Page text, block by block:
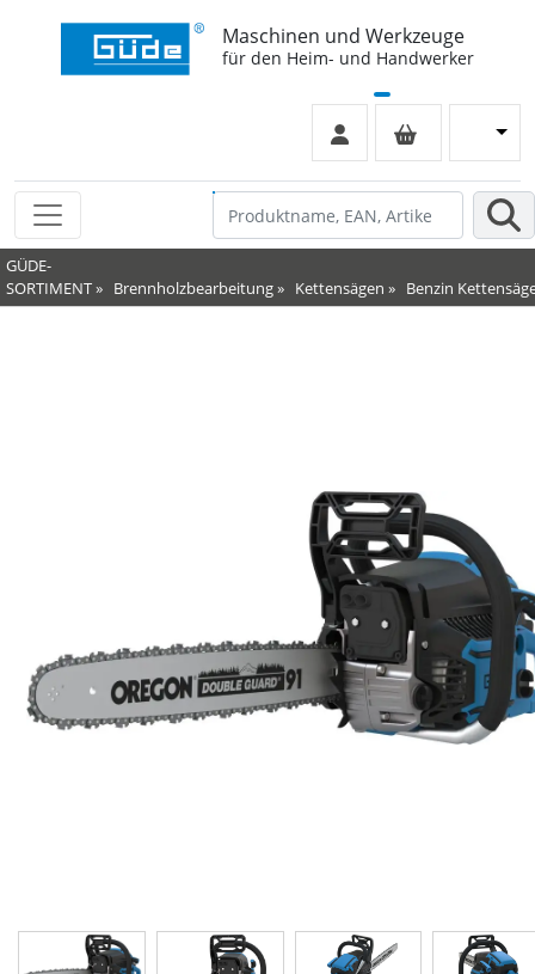
Maschinen und Werkzeuge
für den Heim- und Handwerker
GÜDE-
SORTIMENT» Brennholzbearbeitung» Kettensägen » Benzin